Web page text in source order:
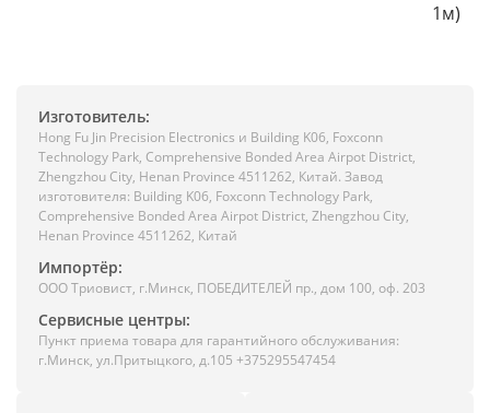
1м)
Изготовитель:
Hong Fu Jin Precision Electronics и Building K06, Foxconn
Technology Park, Comprehensive Bonded Area Airpot District,
Zhengzhou City, Henan Province 4511262, Китай. Завод
изготовителя: Building K06, Foxconn Technology Park,
Comprehensive Bonded Area Airpot District, Zhengzhou City,
Henan Province 4511262, Китай
Импортёр:
ООО Триовист, г.Минск, ПОБЕДИТЕЛЕЙ пр., дом 100, оф. 203
Сервисные центры:
Пункт приема товара для гарантийного обслуживания:
г.Минск, ул.Притыцкого, д.105 +375295547454